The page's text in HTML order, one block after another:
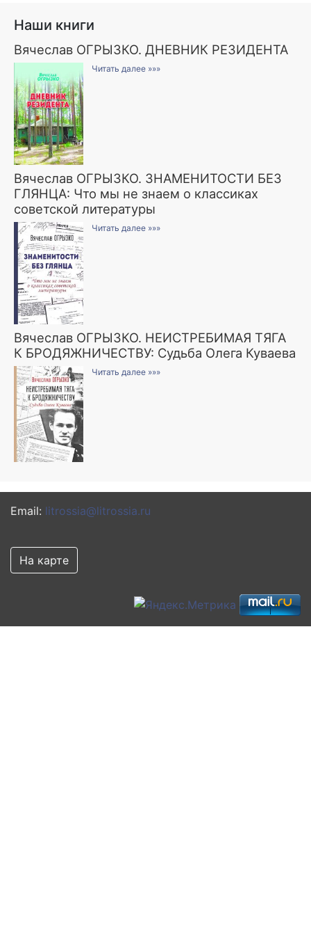
Наши книги
Вячеслав ОГРЫЗКО. ДНЕВНИК РЕЗИДЕНТА
Читать далее »»»
Вячеслав ОГРЫЗКО. ЗНАМЕНИТОСТИ БЕЗ
ГЛЯНЦА: Что мы не знаем о классиках
советской литературы
Читать далее »»»
Вячеслав ОГРЫЗКО. НЕИСТРЕБИМАЯ ТЯГА
К БРОДЯЖНИЧЕСТВУ: Судьба Олега Куваева
Читать далее »»»
Email: litrossia@litrossia.ru
На карте